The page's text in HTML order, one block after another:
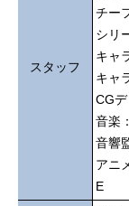
スタッフ
チー
シリ
キャ
キャ
CG
音楽
音響
アニ
E